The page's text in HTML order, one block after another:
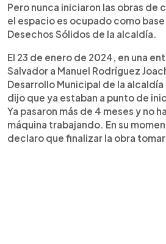
Pero nunca iniciaron las obras de
el espacio es ocupado como
Desechos Sólidos de la alcaldía.
El 23 de enero de 2024, en una
Salvador a Manuel Rodríguez
Desarrollo Municipal de la
dijo que ya estaban a punto de
Ya pasaron más de 4 meses y no
máquina trabajando. En su
declaro que finalizar la obra